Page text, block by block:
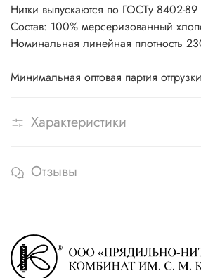
Нитки выпускаются по ГОСТу 8402-89
Состав: 100% мерсеризованный
Номинальная линейная плотность
Минимальная оптовая партия
Характеристики
Отзывы